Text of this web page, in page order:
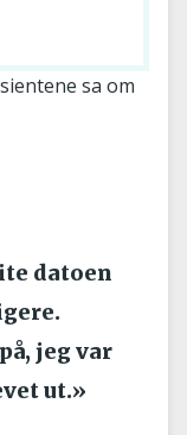
sa om
datoen
jeg var
ut.»